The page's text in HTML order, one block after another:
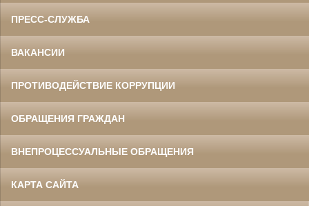
ПРЕСС-СЛУЖБА
ВАКАНСИИ
ПРОТИВОДЕЙСТВИЕ КОРРУПЦИИ
ОБРАЩЕНИЯ ГРАЖДАН
ВНЕПРОЦЕССУАЛЬНЫЕ ОБРАЩЕНИЯ
КАРТА САЙТА